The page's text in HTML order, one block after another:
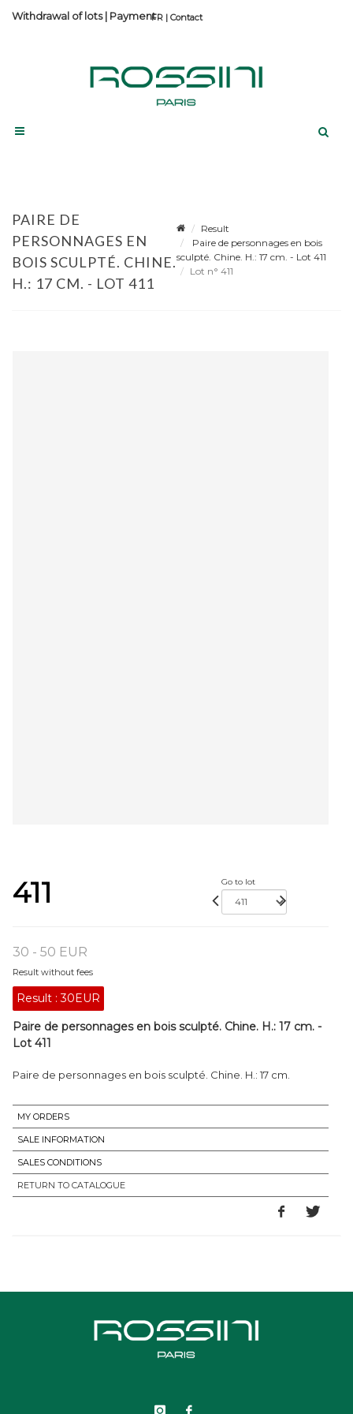
Contact
Withdrawal of lots| Payment
PAIRE DE
PERSONNAGES EN
BOIS SCULPTÉ. CHINE.
H.: 17 CM. - LOT 411
Result
Paire de personnages en bois
sculpté. Chine. H.: 17 cm. - Lot 411
Lot n° 411
411 Go to lot
30 - 50 EUR
Result without fees
Result :30EUR
Paire de personnages en bois sculpté. Chine. H.: 17 cm. -
Lot 411
Paire de personnages en bois sculpté. Chine. H.: 17 cm.
MY ORDERS
SALE INFORMATION
SALES CONDITIONS
RETURN TO CATALOGUE